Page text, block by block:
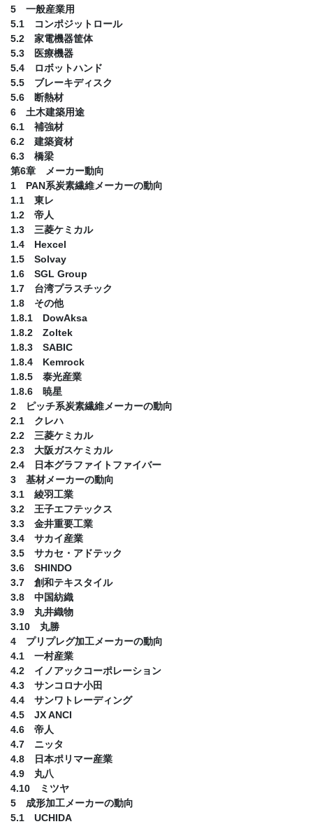
5 一般産業用
5.1 コンポジットロール
5.2 家電機器筐体
5.3 医療機器
5.4 ロボットハンド
5.5 ブレーキディスク
5.6 断熱材
6 土木建築用途
6.1 補強材
6.2 建築資材
6.3 橋梁
第6章 メーカー動向
1 PAN系炭素繊維メーカーの動向
1.1 東レ
1.2 帝人
1.3 三菱ケミカル
1.4 Hexcel
1.5 Solvay
1.6 SGL Group
1.7 台湾プラスチック
1.8 その他
1.8.1 DowAksa
1.8.2 Zoltek
1.8.3 SABIC
1.8.4 Kemrock
1.8.5 泰光産業
1.8.6 暁星
2 ピッチ系炭素繊維メーカーの動向
2.1 クレハ
2.2 三菱ケミカル
2.3 大阪ガスケミカル
2.4 日本グラファイトファイバー
3 基材メーカーの動向
3.1 綾羽工業
3.2 王子エフテックス
3.3 金井重要工業
3.4 サカイ産業
3.5 サカセ・アドテック
3.6 SHINDO
3.7 創和テキスタイル
3.8 中国紡織
3.9 丸井織物
3.10 丸勝
4 プリプレグ加工メーカーの動向
4.1 一村産業
4.2 イノアックコーポレーション
4.3 サンコロナ小田
4.4 サンワトレーディング
4.5 JX ANCI
4.6 帝人
4.7 ニッタ
4.8 日本ポリマー産業
4.9 丸八
4.10 ミツヤ
5 成形加工メーカーの動向
5.1 UCHIDA